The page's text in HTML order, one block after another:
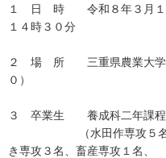
１ 日 時 令和８年３月１
１４時３０分
２ 場 所 三重県農業大学
０）
３ 卒業生 養成科二年課程
（水田作専攻５名、野
き専攻３名、畜産専攻１名、